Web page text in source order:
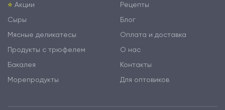
⭐️ Акции
Сыры
Мясные деликатесы
Продукты с трюфелем
Бакалея
Морепродукты
Рецепты
Блог
Оплата и доставка
О нас
Контакты
Для оптовиков